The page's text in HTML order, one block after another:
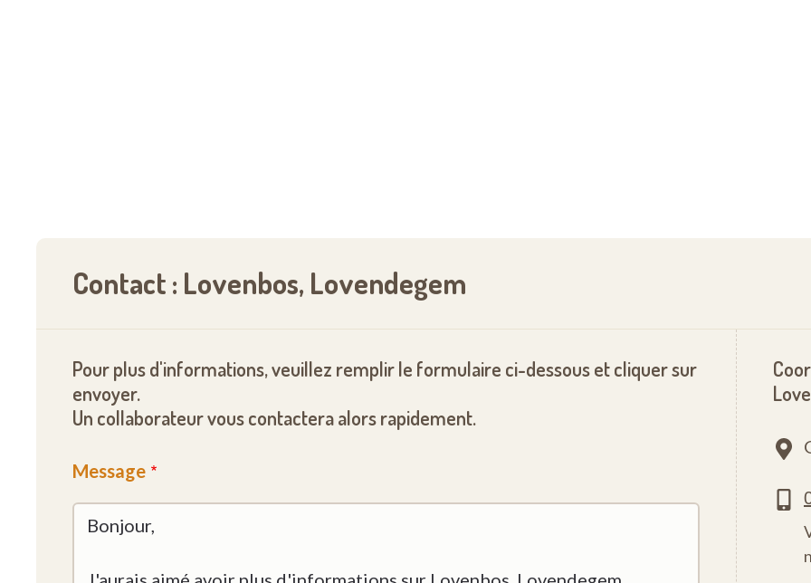
Contact : Lovenbos, Lovendegem
Pour plus d'informations, veuillez remplir le formulaire ci-dessous et cliquer sur
envoyer.
Un collaborateur vous contactera alors rapidement.
Message